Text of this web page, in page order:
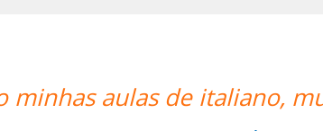
o trabalho de vcs””